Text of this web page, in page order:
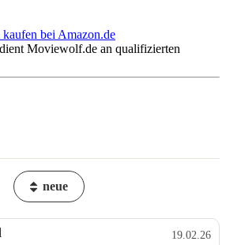
bei Amazon.de
Moviewolf.de an qualifizierten
neue
19.02.26